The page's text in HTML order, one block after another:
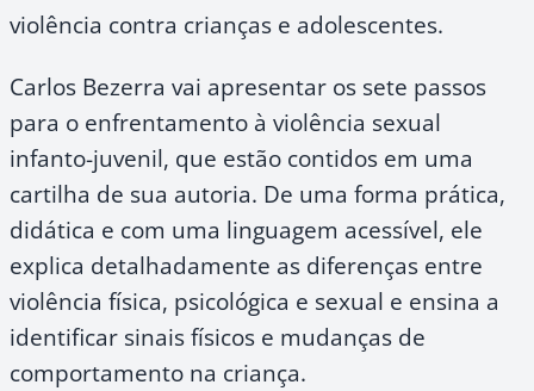
violência contra crianças e adolescentes.
Carlos Bezerra vai apresentar os sete passos
para o enfrentamento à violência sexual
infanto-juvenil, que estão contidos em uma
cartilha de sua autoria. De uma forma prática,
didática e com uma linguagem acessível, ele
explica detalhadamente as diferenças entre
violência física, psicológica e sexual e ensina a
identificar sinais físicos e mudanças de
comportamento na criança.